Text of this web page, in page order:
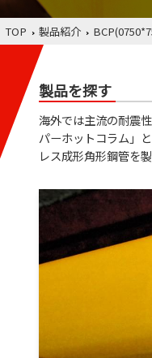
TOP 製品紹介
製品を探す
海外では主流の耐震
パーホットコラム」
レス成形角形鋼管を